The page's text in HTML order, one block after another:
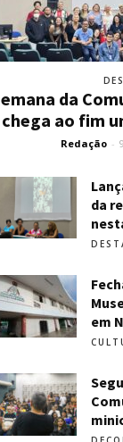
da
chega ao fim
Redação -
da
em